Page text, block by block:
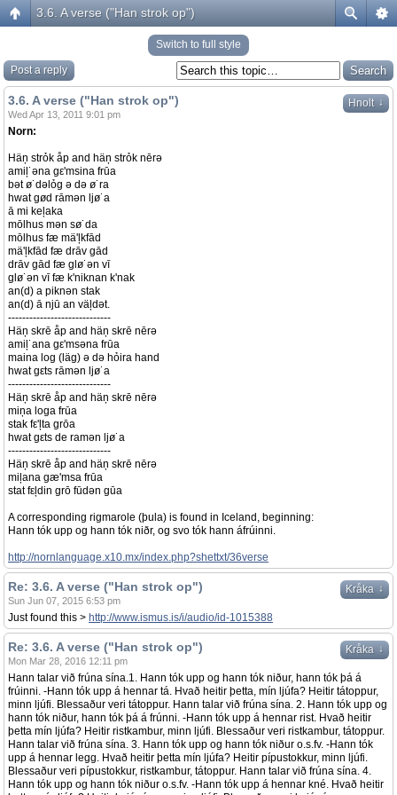
3.6. A verse ("Han strok op")
Switch to full style
Post a reply
Hnolt ↓
3.6. A verse ("Han strok op")
Wed Apr 13, 2011 9:01 pm
Norn:
Häņ strỏk åp and häņ strỏk nērə
amiļ˙əna gε'msina frūa
bət ø˙dəlỏg ə də ø˙ra
hwat gød rāmən ljø˙a
ā mi keļaka
mōlhus mən sø˙da
mōlhus fæ mä'ļkfād
mä'ļkfād fæ drāv gād
drāv gād fæ glø˙ən vī
glø˙ən vī fæ k'niknan k'nak
an(d) a piknən stak
an(d) ā njū an väļdət.
-----------------------------
Häņ skrē åp and häņ skrē nērə
amiļ˙ana gε'msəna frūa
maina log (läg) ə də hỏira hand
hwat gεts rāmən ljø˙a
-----------------------------
Häņ skrē åp and häņ skrē nērə
miņa loga frūa
stak fε'ļta grōa
hwat gεts de ramən ljø˙a
-----------------------------
Häņ skrē åp and häņ skrē nērə
miļana gæ'msa frūa
stat fεļdin grō fūdən gūa
A corresponding rigmarole (þula) is found in Iceland, beginning:
Hann tók upp og hann tók niðr, og svo tók hann áfrúinni.
http://nornlanguage.x10.mx/index.php?shettxt/36verse
Kråka ↓
Re: 3.6. A verse ("Han strok op")
Sun Jun 07, 2015 6:53 pm
Just found this > http://www.ismus.is/i/audio/id-1015388
Kråka ↓
Re: 3.6. A verse ("Han strok op")
Mon Mar 28, 2016 12:11 pm
Hann talar við frúna sína.1. Hann tók upp og hann tók niður, hann tók þá á
frúinni. -Hann tók upp á hennar tá. Hvað heitir þetta, mín ljúfa? Heitir tátoppur,
minn ljúfi. Blessaður veri tátoppur. Hann talar við frúna sína. 2. Hann tók upp og
hann tók niður, hann tók þá á frúnni. -Hann tók upp á hennar rist. Hvað heitir
þetta mín ljúfa? Heitir ristkambur, minn ljúfi. Blessaður veri ristkambur, tátoppur.
Hann talar við frúna sína. 3. Hann tók upp og hann tók niður o.s.fv. -Hann tók
upp á hennar legg. Hvað heitir þetta mín ljúfa? Heitir pípustokkur, minn ljúfi.
Blessaður veri pípustokkur, ristkambur, tátoppur. Hann talar við frúna sína. 4.
Hann tók upp og hann tók niður o.s.fv. -Hann tók upp á hennar kné. Hvað heitir